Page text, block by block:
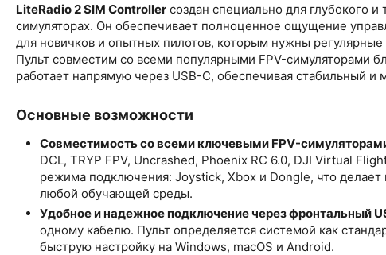
LiteRadio 2 SIM Controller создан специально для глубокого и
симуляторах. Он обеспечивает полноценное ощущение
для новичков и опытных пилотов, которым нужны
Пульт совместим со всеми популярными FPV-симуляторами
работает напрямую через USB-C, обеспечивая стабильный и
Основные возможности
Совместимость со всеми ключевыми FPV-
DCL, TRYP FPV, Uncrashed, Phoenix RC 6.0, DJI Virtual
режима подключения: Joystick, Xbox и Dongle, что
любой обучающей среды.
Удобное и надежное подключение через фронтальный
одному кабелю. Пульт определяется системой как
быструю настройку на Windows, macOS и Android.